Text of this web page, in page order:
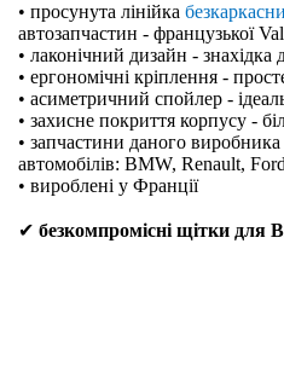
• просунута лінійка
автозапчастин - французької
• лаконічний дизайн - знахідка
• ергономічні кріплення -
• асиметричний спойлер -
• захисне покриття корпусу -
• запчастини даного
автомобілів: BMW, Renault,
• вироблені у Франції
✔ безкомпромісні щітки для